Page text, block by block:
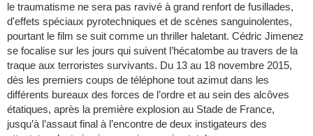
le traumatisme ne sera pas ravivé à grand renfort de fusillades,
d'effets spéciaux pyrotechniques et de scènes sanguinolentes,
pourtant le film se suit comme un thriller haletant. Cédric Jimenez
se focalise sur les jours qui suivent l’hécatombe au travers de la
traque aux terroristes survivants. Du 13 au 18 novembre 2015,
dès les premiers coups de téléphone tout azimut dans les
différents bureaux des forces de l’ordre et au sein des alcôves
étatiques, après la première explosion au Stade de France,
jusqu’à l’assaut final à l’encontre de deux instigateurs des